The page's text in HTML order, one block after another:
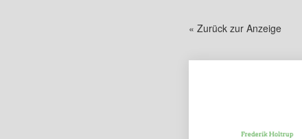
« Zurück zur Anzeige